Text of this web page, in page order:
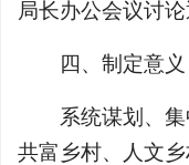
局长办公会议讨论
四、制定意义
系统谋划、
共富乡村、人文